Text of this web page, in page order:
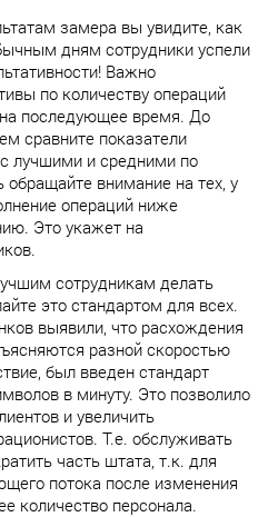
замера вы увидите, как
дням сотрудники успели
Важно
по количеству операций
последующее время. До
сравните показатели
лучшими и средними по
обращайте внимание на тех, у
операций ниже
Это укажет на
сотрудникам делать
это стандартом для всех.
выявили, что расхождения
разной скоростью
был введен стандарт
в минуту. Это позволило
и увеличить
Т.е. обслуживать
часть штата, т.к. для
потока после изменения
количество персонала.